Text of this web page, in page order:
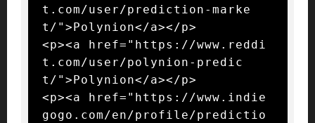
t.com/user/prediction-marke
t/">Polynion</a></p>
<p><a href="https://www.reddi
t.com/user/polynion-predic
t/">Polynion</a></p>
<p><a href="https://www.indie
gogo.com/en/profile/predictio